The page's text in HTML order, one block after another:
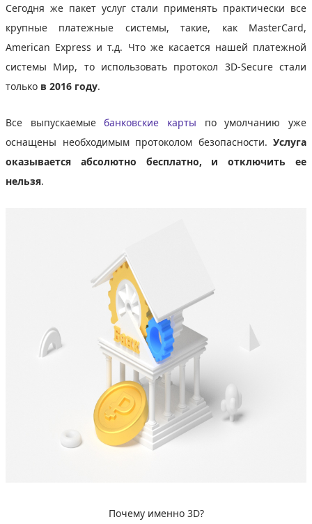
Сегодня же пакет услуг стали применять практически все
крупные платежные системы, такие, как MasterCard,
American Express и т.д. Что же касается нашей платежной
системы Мир, то использовать протокол 3D-Secure стали
только в 2016 году.
Все выпускаемыебанковские карты по умолчанию уже
оснащены необходимым протоколом безопасности. Услуга
оказывается абсолютно бесплатно, и отключить ее
нельзя.
Почему именно 3D?